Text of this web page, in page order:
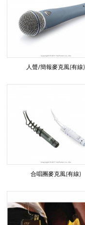
列
|
影
音
人聲/簡報麥克風(有線)
合唱團麥克風(有線)